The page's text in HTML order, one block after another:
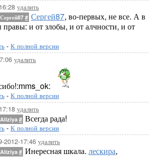
удалить
# Сергей87, во-первых, не все. А в
и от злобы, и от алчности, и от
- К полной версии
удалить
- К полной версии
удалить
# Всегда рада!
- К полной версии
2012-17:46 удалить
# Инересная шкала. лескира,